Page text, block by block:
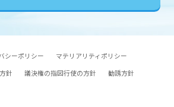
シーポリシー
マテリアリティポリシー
針
議決権の指図行使の方針
勧誘方針